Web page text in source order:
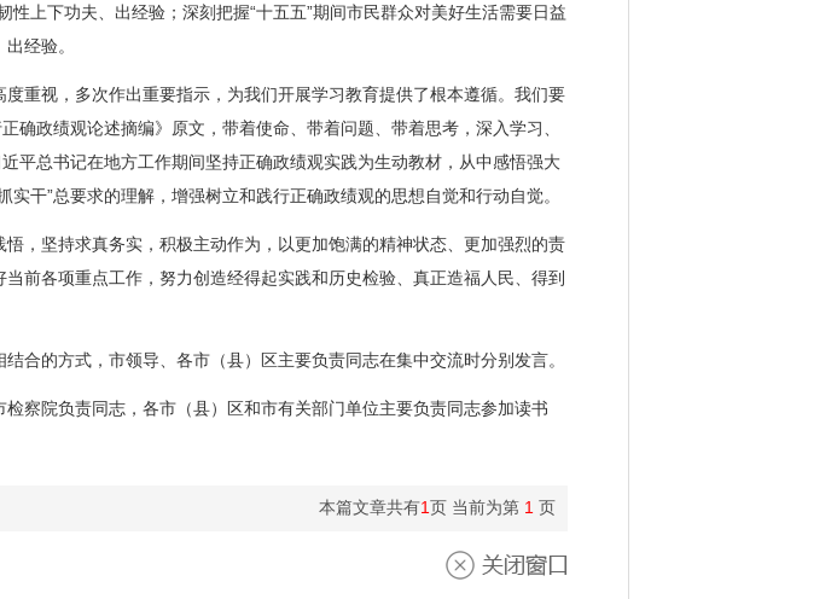
上下功夫、出经验；深刻把握“十五五”期间市民群众对美好生活需要日益
经验。
视，多次作出重要指示，为我们开展学习教育提供了根本遵循。我们要
确政绩观论述摘编》原文，带着使命、带着问题、带着思考，深入学习、
平总书记在地方工作期间坚持正确政绩观实践为生动教材，从中感悟强大
干”总要求的理解，增强树立和践行正确政绩观的思想自觉和行动自觉。
坚持求真务实，积极主动作为，以更加饱满的精神状态、更加强烈的责
前各项重点工作，努力创造经得起实践和历史检验、真正造福人民、得到
的方式，市领导、各市（县）区主要负责同志在集中交流时分别发言。
院负责同志，各市（县）区和市有关部门单位主要负责同志参加读书
本篇文章共有1页 当前为第 1 页